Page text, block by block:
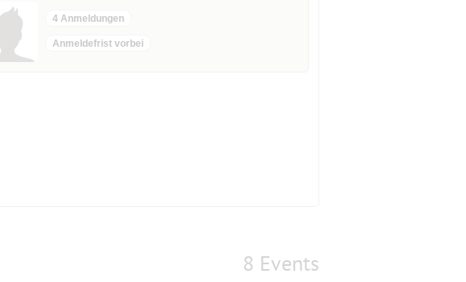
4 Anmeldungen
Anmeldefrist vorbei
8 Events